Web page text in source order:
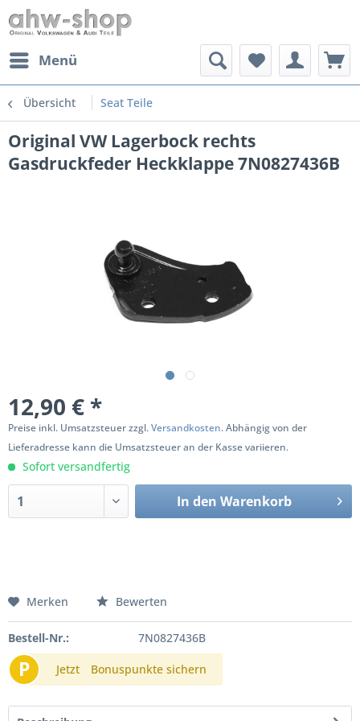
Menü
Übersicht Seat Teile
Original VW Lagerbock rechts
Gasdruckfeder Heckklappe 7N0827436B
12,90 € *
Preise inkl. Umsatzsteuer zzgl.Versandkosten. Abhängig von der
Lieferadresse kann die Umsatzsteuer an der Kasse variieren.
Sofort versandfertig
In den Warenkorb
Merken Bewerten
Bestell-Nr.: 7N0827436B
P Jetzt Bonuspunkte sichern